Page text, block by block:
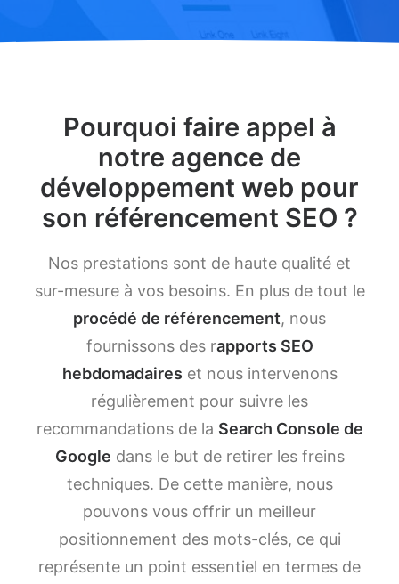
Pourquoi faire appel à
notre agence de
développement web pour
son référencement SEO ?
Nos prestations sont de haute qualité et
sur-mesure à vos besoins. En plus de tout le
procédé de référencement, nous
fournissons des rapports SEO
hebdomadaires et nous intervenons
régulièrement pour suivre les
recommandations de la Search Console de
Google dans le but de retirer les freins
techniques. De cette manière, nous
pouvons vous offrir un meilleur
positionnement des mots-clés, ce qui
représente un point essentiel en termes de